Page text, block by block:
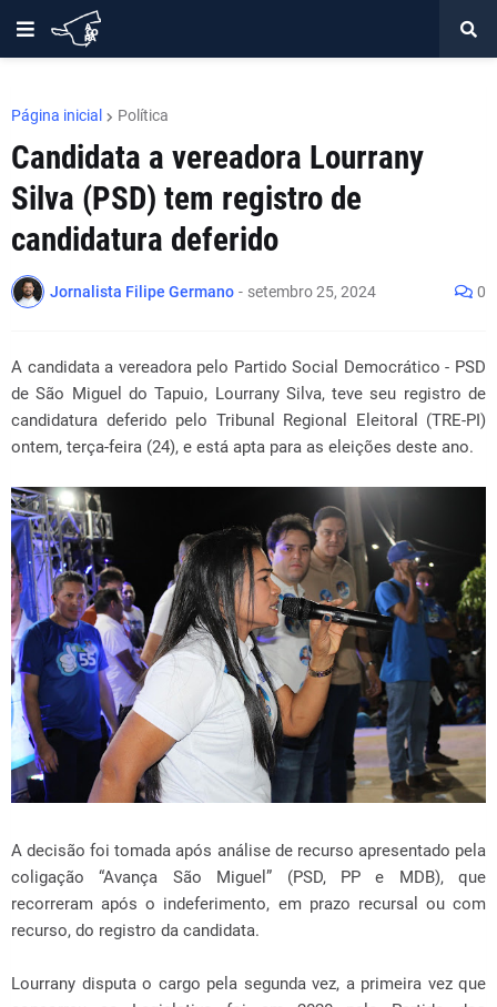
Página inicial Política
Candidata a vereadora Lourrany
Silva (PSD) tem registro de
candidatura deferido
Jornalista Filipe Germano - setembro 25, 2024 0
A candidata a vereadora pelo Partido Social Democrático - PSD
de São Miguel do Tapuio, Lourrany Silva, teve seu registro de
candidatura deferido pelo Tribunal Regional Eleitoral (TRE-PI)
ontem, terça-feira (24), e está apta para as eleições deste ano.
A decisão foi tomada após análise de recurso apresentado pela
coligação “Avança São Miguel” (PSD, PP e MDB), que
recorreram após o indeferimento, em prazo recursal ou com
recurso, do registro da candidata.
Lourrany disputa o cargo pela segunda vez, a primeira vez que